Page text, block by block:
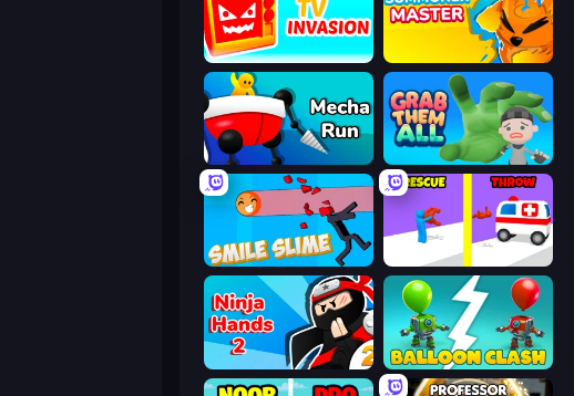
TV Invasion Summoner Master
Mecha Run Grab Them All
Smile Slime Rescue Throw
Ninja Hands 2 Balloon Clash